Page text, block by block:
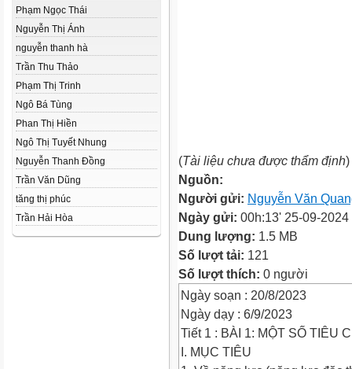
Phạm Ngọc Thái
Nguyễn Thị Ánh
nguyễn thanh hà
Trần Thu Thảo
Phạm Thị Trinh
Ngô Bá Tùng
Phan Thị Hiền
Ngô Thị Tuyết Nhung
Nguyễn Thanh Đồng
Trần Văn Dũng
tăng thị phúc
Trần Hải Hòa
(Tài liệu chưa được thẩm định)
Nguồn:
Người gửi: Nguyễn Văn
Ngày gửi: 00h:13' 25-09-2024
Dung lượng: 1.5 MB
Số lượt tải: 121
Số lượt thích: 0 người
Ngày soạn : 20/8/2023
Ngày dạy : 6/9/2023
Tiết 1 : BÀI 1: MỘT SỐ TIÊU
I. MỤC TIÊU